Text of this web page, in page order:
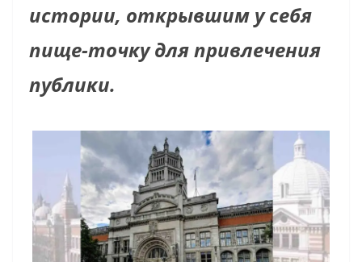
истории, открывшим у себя
пище-точку для привлечения
публики.